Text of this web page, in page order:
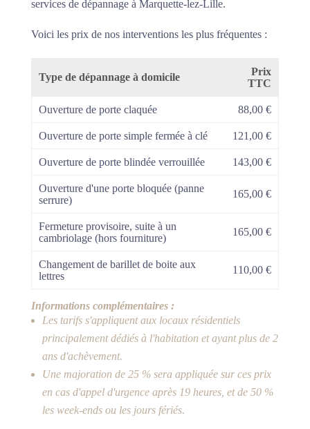
services de dépannage à Marquette-lez-Lille.
Voici les prix de nos interventions les plus fréquentes :
Type de dépannage à domicile
Prix
TTC
Ouverture de porte claquée 88,00 €
Ouverture de porte simple fermée à clé 121,00 €
Ouverture de porte blindée verrouillée 143,00 €
Ouverture d'une porte bloquée (panne
serrure)
165,00 €
Fermeture provisoire, suite à un
cambriolage (hors fourniture)
165,00 €
Changement de barillet de boite aux
lettres
110,00 €
Informations complémentaires :
Les tarifs s'appliquent aux locaux résidentiels
principalement dédiés à l'habitation et ayant plus de 2
ans d'achèvement.
Une majoration de 25 % sera appliquée sur ces prix
en cas d'appel d'urgence après 19 heures, et de 50 %
les week-ends ou les jours fériés.